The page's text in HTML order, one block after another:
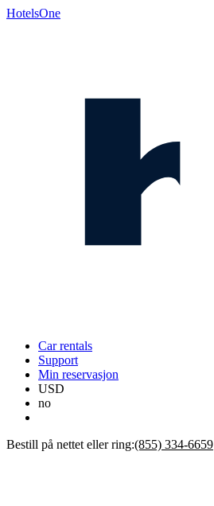
HotelsOne
Car rentals
Support
Min reservasjon
USD
no
Bestill på nettet eller ring:(855) 334-6659